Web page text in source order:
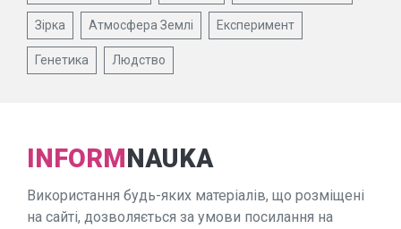
Зірка Атмосфера Землі Експеримент
Генетика Людство
INFORMNAUKA
Використання будь-яких матеріалів, що розміщені
на сайті, дозволяється за умови посилання на